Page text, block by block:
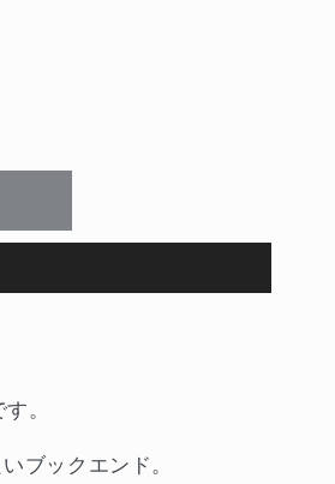
。
ブックエンド。